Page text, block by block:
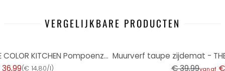
VERGELIJKBARE PRODUCTEN
Muurverf taupe zijdemat - THE COLOR KITCHEN Pompoenzaad
(€ 14,80/l)
Muurverf taupe zijdemat -
€ 39,99vanaf